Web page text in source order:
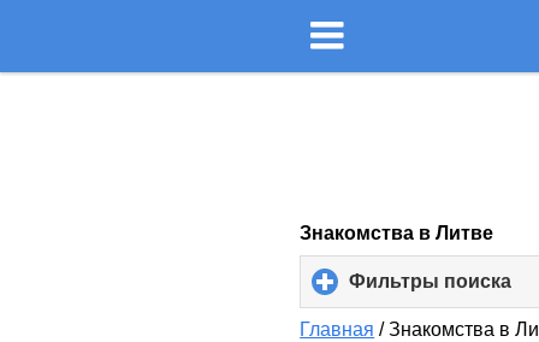
Знакомства в Литве
Фильтры поиска
to
Главная /Знакомства в